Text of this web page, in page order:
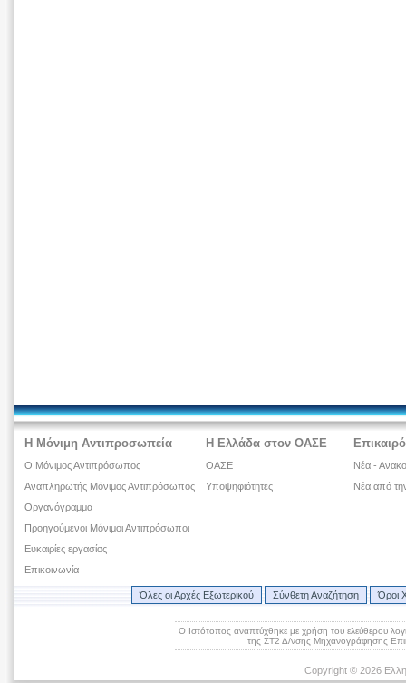
Η Μόνιμη Αντιπροσωπεία
Ο Μόνιμος Αντιπρόσωπος
Αναπληρωτής Μόνιμος Αντιπρόσωπος
Οργανόγραμμα
Προηγούμενοι Μόνιμοι Αντιπρόσωποι
Ευκαιρίες εργασίας
Επικοινωνία
Η Ελλάδα στον ΟΑΣΕ
ΟΑΣΕ
Υποψηφιότητες
Νέα -
Νέα από
Όλες οι Αρχές Εξωτερικού Σύνθετη Αναζήτηση Όροι
Ο Ιστότοπος αναπτύχθηκε με χρήση του ελεύθερου
της ΣΤ2 Δ/νσης Μηχανογράφησης
Copyright © 2026